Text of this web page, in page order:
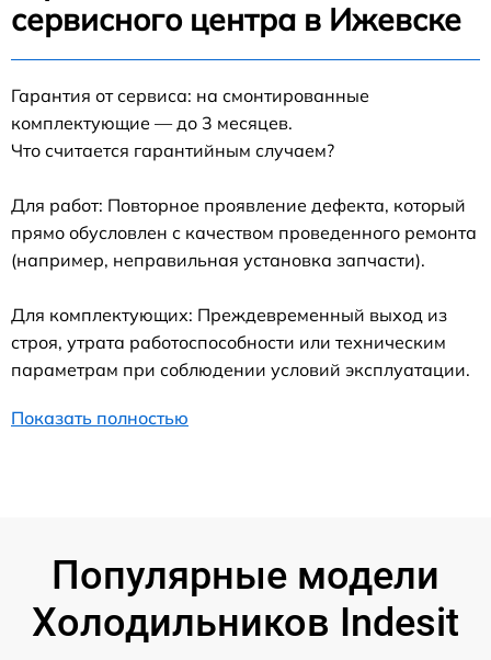
сервисного центра в Ижевске
Гарантия от сервиса: на смонтированные
комплектующие — до 3 месяцев.
Что считается гарантийным случаем?
Для работ: Повторное проявление дефекта, который
прямо обусловлен с качеством проведенного ремонта
(например, неправильная установка запчасти).
Для комплектующих: Преждевременный выход из
строя, утрата работоспособности или техническим
параметрам при соблюдении условий эксплуатации.
Показать полностью
Популярные модели
Холодильников Indesit